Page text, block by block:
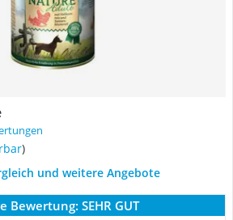
)
und weitere Angebote
Bewertung: SEHR GUT